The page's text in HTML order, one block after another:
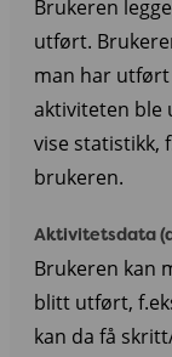
Brukeren
utført.
man har
aktiviteten ble
vise statistikk,
brukeren.
Aktivitetsdata
Brukeren kan
blitt utført,
kan da få